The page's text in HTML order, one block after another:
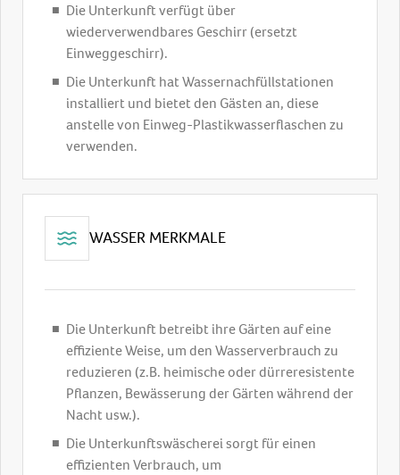
Die Unterkunft verfügt über
wiederverwendbares Geschirr (ersetzt
Einweggeschirr).
Die Unterkunft hat Wassernachfüllstationen
installiert und bietet den Gästen an, diese
anstelle von Einweg-Plastikwasserflaschen zu
verwenden.
WASSER MERKMALE
Die Unterkunft betreibt ihre Gärten auf eine
effiziente Weise, um den Wasserverbrauch zu
reduzieren (z.B. heimische oder dürreresistente
Pflanzen, Bewässerung der Gärten während der
Nacht usw.).
Die Unterkunftswäscherei sorgt für einen
effizienten Verbrauch, um